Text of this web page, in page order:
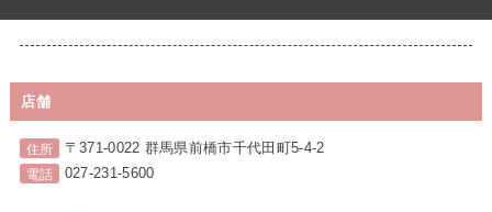
店舗
住所 〒371-0022 群馬県前橋市千代田町5-4-2
電話 027-231-5600